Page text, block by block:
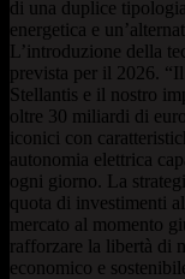
di una duplice
energetica e
L’introduzione della
prevista per il 2026.
Stellantis e il nostro
oltre 30 miliardi di
iconici con
autonomia elettrica
ogni giorno. La
quota di investimenti
mercato al momento
rafforzare la libertà di
economico e